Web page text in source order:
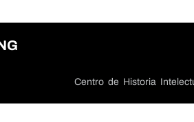
Centro de Historia